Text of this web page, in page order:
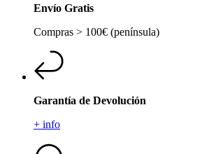
Envío Gratis
Compras > 100€ (península)
Garantía de Devolución
+ info